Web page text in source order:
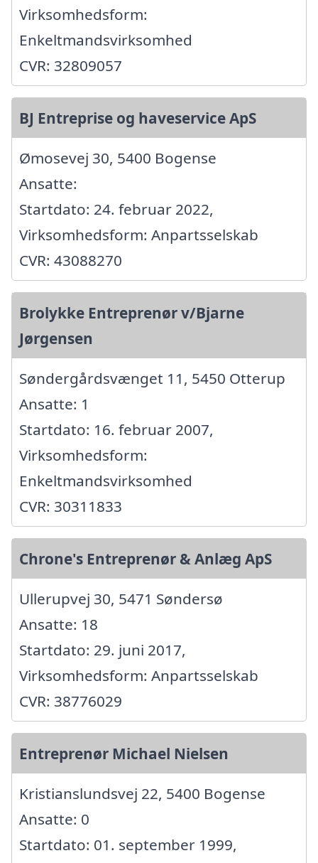
Virksomhedsform:
Enkeltmandsvirksomhed
CVR: 32809057
BJ Entreprise og haveservice ApS
Ømosevej 30, 5400 Bogense
Ansatte:
Startdato: 24. februar 2022,
Virksomhedsform: Anpartsselskab
CVR: 43088270
Brolykke Entreprenør v/Bjarne
Jørgensen
Søndergårdsvænget 11, 5450 Otterup
Ansatte: 1
Startdato: 16. februar 2007,
Virksomhedsform:
Enkeltmandsvirksomhed
CVR: 30311833
Chrone's Entreprenør & Anlæg ApS
Ullerupvej 30, 5471 Søndersø
Ansatte: 18
Startdato: 29. juni 2017,
Virksomhedsform: Anpartsselskab
CVR: 38776029
Entreprenør Michael Nielsen
Kristianslundsvej 22, 5400 Bogense
Ansatte: 0
Startdato: 01. september 1999,